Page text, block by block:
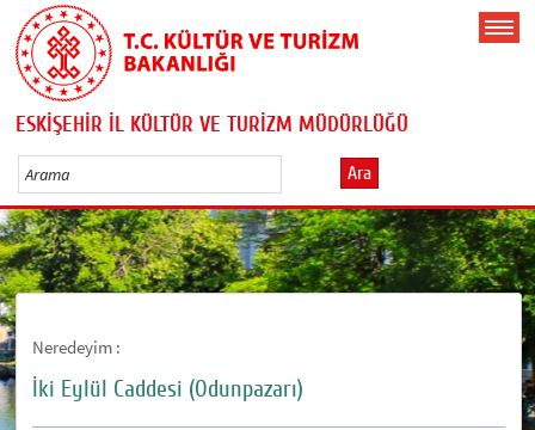
ESKİŞEHİR İL KÜLTÜR VE TURİZM MÜDÜRLÜĞÜ
Ara
Neredeyim :
İki Eylül Caddesi (Odunpazarı)